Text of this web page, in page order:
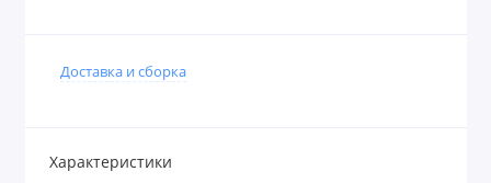
Доставка и сборка
Характеристики